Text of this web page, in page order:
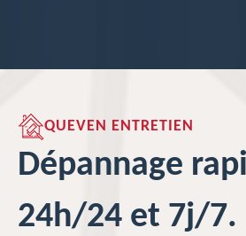
QUEVEN ENTRETIEN
Dépannage
24h/24 et 7j/7.